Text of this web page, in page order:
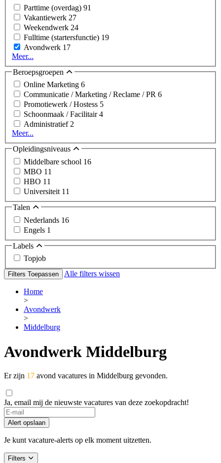
Parttime (overdag) 91
Vakantiewerk 27
Weekendwerk 24
Fulltime (startersfunctie) 19
Avondwerk 17
Meer...
Beroepsgroepen
Online Marketing 6
Communicatie / Marketing / Reclame / PR 6
Promotiewerk / Hostess 5
Schoonmaak / Facilitair4
Administratief2
Meer...
Opleidingsniveaus
Middelbare school 16
MBO 11
HBO 11
Universiteit 11
Talen
Nederlands 16
Engels 1
Labels
Topjob
Filters Toepassen Alle filters wissen
Home
>
Avondwerk
>
Middelburg
Avondwerk Middelburg
Er zijn 17 avond vacatures in Middelburg gevonden.
Ja, email mij de nieuwste vacatures van deze zoekopdracht!
Alert opslaan
Je kunt vacature-alerts op elk moment uitzetten.
Filters